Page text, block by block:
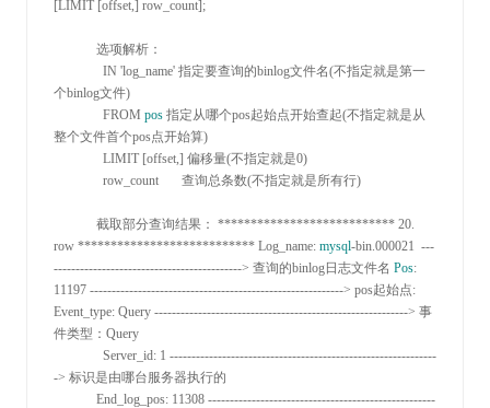
[LIMIT [offset,] row_count];
               IN
'log_name' 指定要查询的binlog文件名(不指定就是第一
个binlog文件)
               FROM
pos 指定从哪个pos起始点开始查起(不指定就是从
整个文件首个pos点开始算)
               LIMIT [offset
,] 偏移量(不指定就是0)
             截取部分查询结果：
*************************** 20.
row *************************** Log_name: mysql-bin.000021  ---
-------------------------------------------> 查询的binlog日志文件名 Pos:
11197 ----------------------------------------------------------> pos起始点:
Event_type: Query ----------------------------------------------------------> 事
件类型：Query
               Server_id
: 1 -------------------------------------------------------------
-> 标识是由哪台服务器执行的
             End_log_pos
: 11308 ----------------------------------------------------